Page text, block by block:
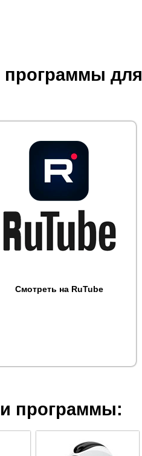
программы для
Смотреть на RuTube
программы: